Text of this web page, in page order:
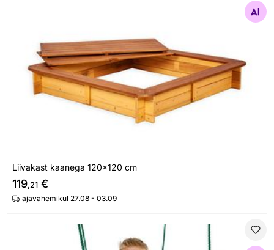
Liivakast kaanega 120x120 cm
119,21 €
ajavahemikul 27.08 - 03.09
Ämblikkiik Ovaal 108x83,5 cm